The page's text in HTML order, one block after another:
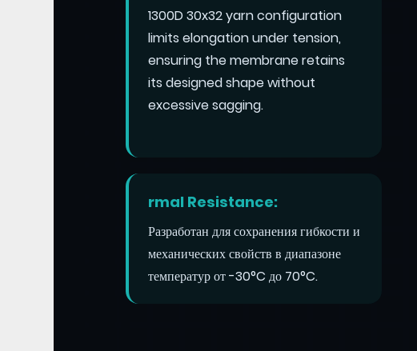
1300D 30x32 yarn configuration
limits elongation under tension,
ensuring the membrane retains
its designed shape without
excessive sagging.
rmal Resistance:
Разработан для сохранения гибкости и
механических свойств в диапазоне
температур от -30°C до 70°C.